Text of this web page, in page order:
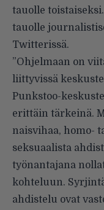
tauolle
tauolle
Twitterissä.
”Ohjelmaan on
liittyvissä
Punkstoo-
erittäin tärkeinä.
naisvihaa, homo-
seksuaalista
työnantajana
kohteluun.
ahdistelu ovat